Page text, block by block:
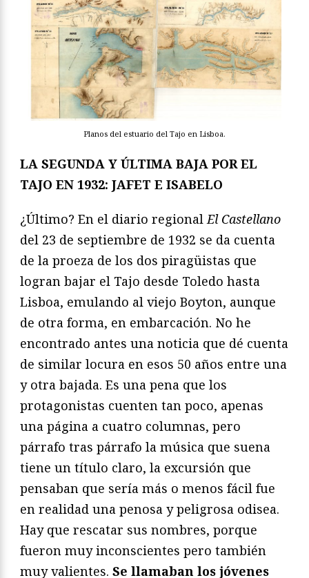
Planos del estuario del Tajo en Lisboa.
LA SEGUNDA Y ÚLTIMA BAJA POR EL
TAJO EN 1932: JAFET E ISABELO
¿Último? En el diario regionalEl Castellano
del 23 de septiembre de 1932 se da cuenta
de la proeza de los dos piragüistas que
logran bajar el Tajo desde Toledo hasta
Lisboa, emulando al viejo Boyton, aunque
de otra forma, en embarcación. No he
encontrado antes una noticia que dé cuenta
de similar locura en esos 50 años entre una
y otra bajada. Es una pena que los
protagonistas cuenten tan poco, apenas
una página a cuatro columnas, pero
párrafo tras párrafo la música que suena
tiene un título claro, la excursión que
pensaban que sería más o menos fácil fue
en realidad una penosa y peligrosa odisea.
Hay que rescatar sus nombres, porque
fueron muy inconscientes pero también
muy valientes. Se llamaban los jóvenes